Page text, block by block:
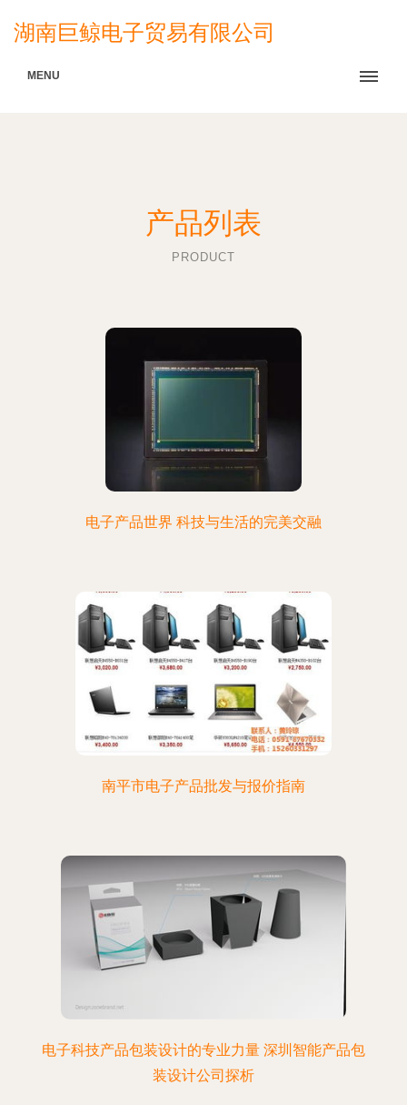
湖南巨鲸电子贸易有限公司
MENU
产品列表
PRODUCT
电子产品世界 科技与生活的完美交融
南平市电子产品批发与报价指南
电子科技产品包装设计的专业力量 深圳智能产品包
装设计公司探析